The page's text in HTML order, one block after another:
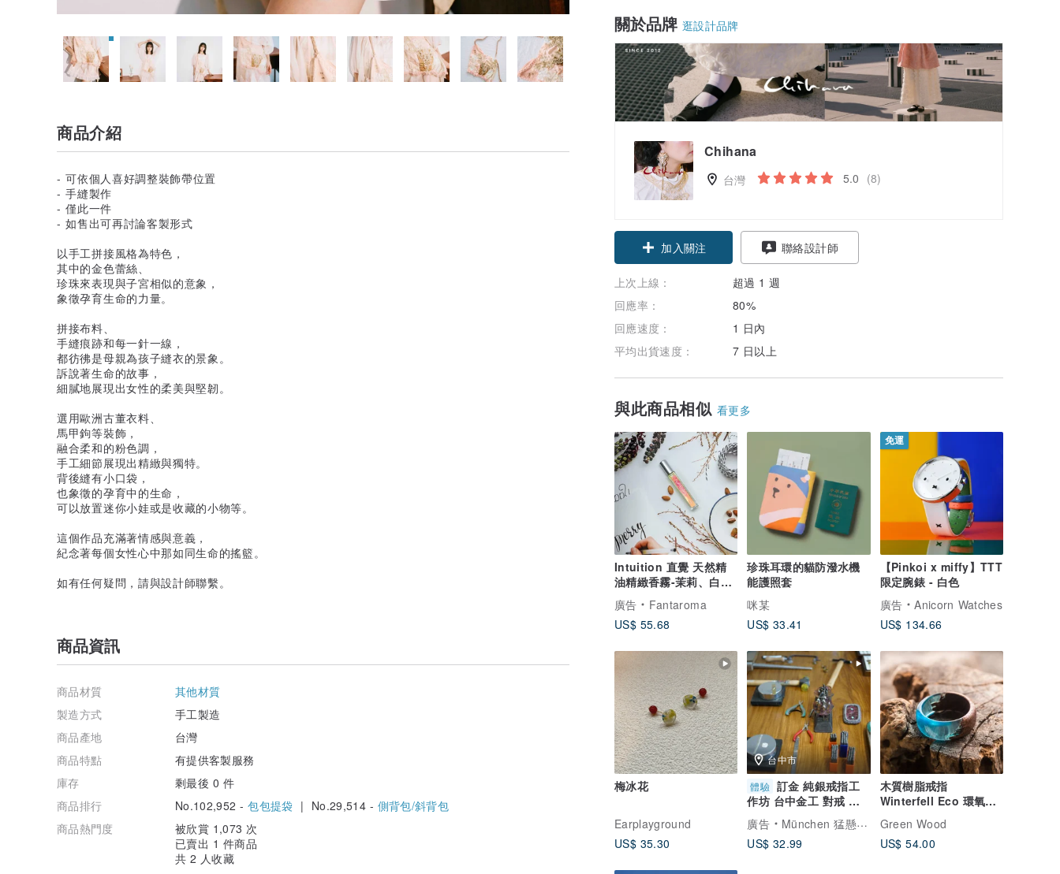
關於品牌 逛設計品牌
Chihana
台灣 5.0 (8)
加入關注 聯絡設計師
上次上線：
超過 1 週
回應率：
80%
回應速度：
1 日內
平均出貨速度：
7 日以上
與此商品相似 看更多
Intuition 直覺 天然精
油精緻香霧-茉莉、白玉
蘭
廣告
Fantaroma
US$ 55.68
珍珠耳環的貓防潑水機
能護照套
咪某
US$ 33.41
免運
【Pinkoi x miffy】TTT
限定腕錶 - 白色
廣告
Anicorn Watches
US$ 134.66
梅冰花
Earplayground
US$ 35.30
台中市
體驗 訂金 純銀戒指工
作坊 台中金工 對戒 純
銀戒指
廣告
München 猛懸手作金工
US$ 32.99
木質樹脂戒指
Winterfell Eco 環氧樹
脂首飾 Glow in the
Dark
Green Wood
US$ 54.00
商品介紹
- 可依個人喜好調整裝飾帶位置
- 手縫製作
- 僅此一件
- 如售出可再討論客製形式
以手工拼接風格為特色，
其中的金色蕾絲、
珍珠來表現與子宮相似的意象，
象徵孕育生命的力量。
拼接布料、
手縫痕跡和每一針一線，
都彷彿是母親為孩子縫衣的景象。
訴說著生命的故事，
細膩地展現出女性的柔美與堅韌。
選用歐洲古董衣料、
馬甲鉤等裝飾，
融合柔和的粉色調，
手工細節展現出精緻與獨特。
背後縫有小口袋，
也象徵的孕育中的生命，
可以放置迷你小娃或是收藏的小物等。
這個作品充滿著情感與意義，
紀念著每個女性心中那如同生命的搖籃。
如有任何疑問，請與設計師聯繫。
商品資訊
商品材質
其他材質
製造方式
手工製造
商品產地
台灣
商品特點
有提供客製服務
庫存
剩最後 0 件
商品排行
No.102,952 -包包提袋 | No.29,514 - 側背包/斜背包
商品熱門度
被欣賞 1,073 次
已賣出 1 件商品
共 2 人收藏